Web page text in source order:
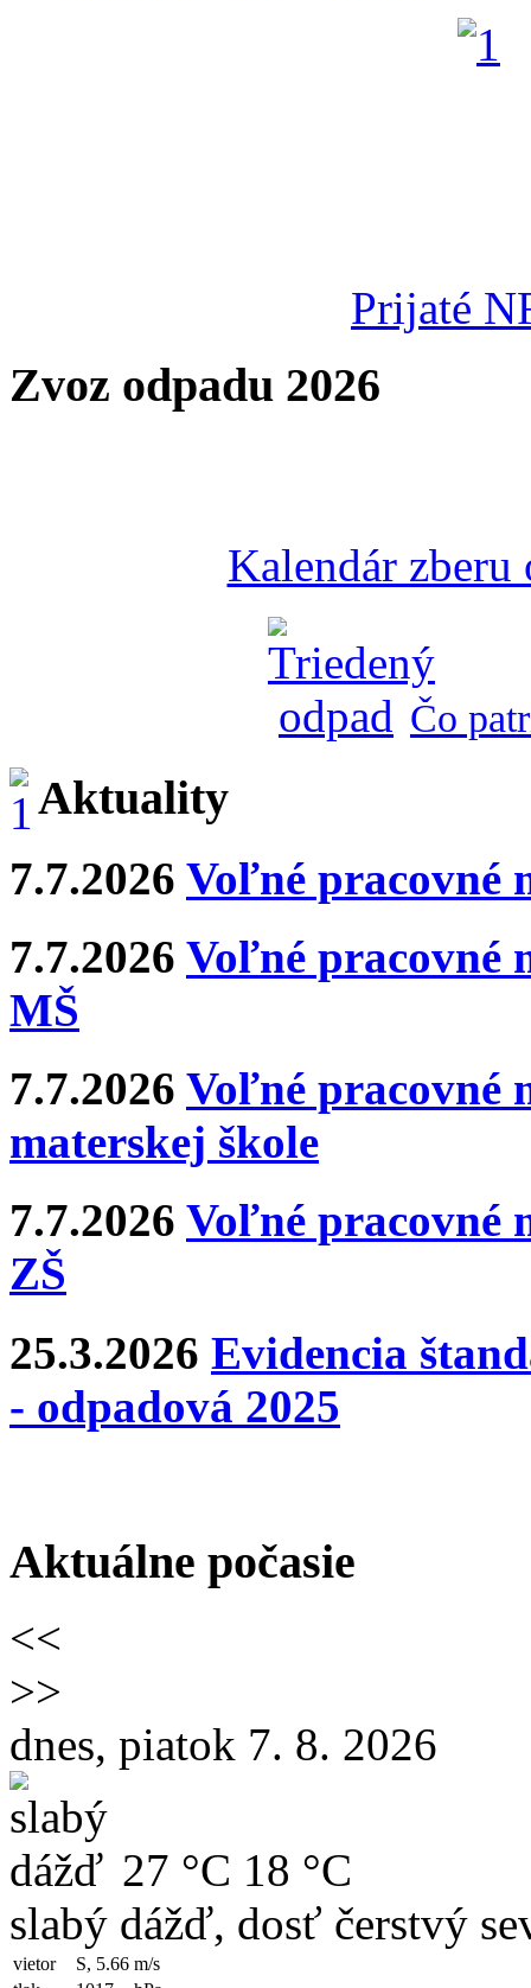
Prijaté
Zvoz odpadu 2026
Kalendár zberu
Čo
Aktuality
7.7.2026 Voľné pracovné
7.7.2026 Voľné pracovné
MŠ
7.7.2026 Voľné pracovné
materskej škole
7.7.2026 Voľné pracovné
ZŠ
25.3.2026 Evidencia
- odpadová 2025
Aktuálne počasie
<<
>>
dnes, piatok 7. 8. 2026
27 °C 18 °C
slabý dážď, dosť čerstvý
vietor S, 5.66 m/s